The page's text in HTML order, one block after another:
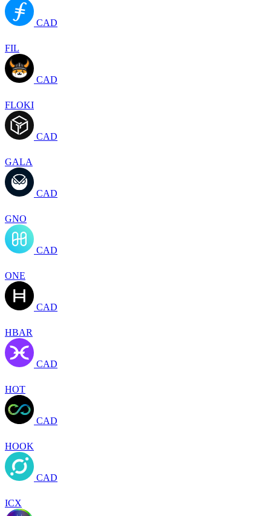
CAD
FIL
CAD
FLOKI
CAD
GALA
CAD
GNO
CAD
ONE
CAD
HBAR
CAD
HOT
CAD
HOOK
CAD
ICX